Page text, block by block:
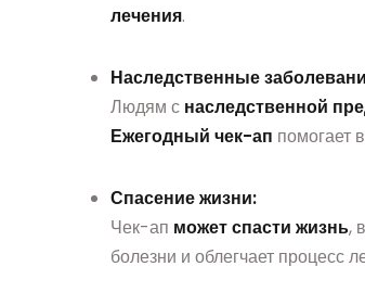
лечения.
Наследственные
Людям с наследственной
Ежегодный чек-ап помогает
Спасение жизни:
Чек-ап может спасти жизнь,
болезни и облегчает процесс